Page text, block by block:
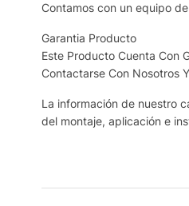
Contamos con un equipo
Garantia Producto
Este Producto Cuenta Con
Contactarse Con Nosotros
La información de nuestro
del montaje, aplicación e